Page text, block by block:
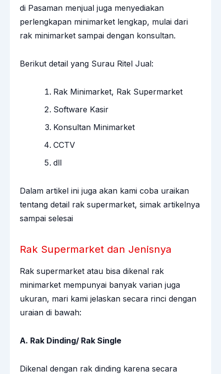
di Pasaman menjual juga menyediakan
perlengkapan minimarket lengkap, mulai dari
rak minimarket sampai dengan konsultan.
Berikut detail yang Surau Ritel Jual:
Rak Minimarket, Rak Supermarket
Software Kasir
Konsultan Minimarket
CCTV
dll
Dalam artikel ini juga akan kami coba uraikan
tentang detail rak supermarket, simak artikelnya
sampai selesai
Rak Supermarket dan Jenisnya
Rak supermarket atau bisa dikenal rak
minimarket mempunyai banyak varian juga
ukuran, mari kami jelaskan secara rinci dengan
uraian di bawah:
A. Rak Dinding/ Rak Single
Dikenal dengan rak dinding karena secara